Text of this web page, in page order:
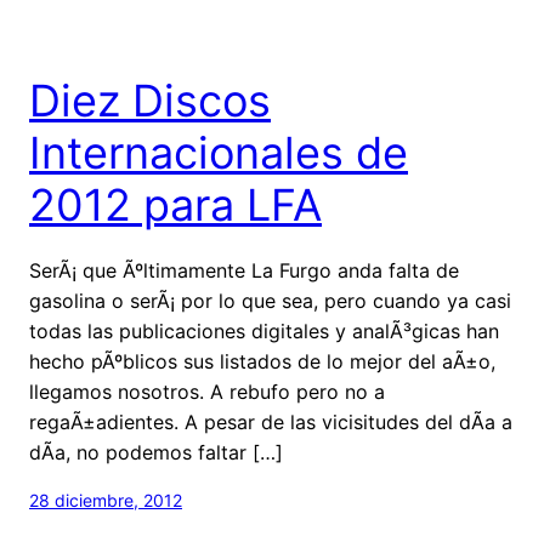
Diez Discos
Internacionales de
2012 para LFA
SerÃ¡ que Ãºltimamente La Furgo anda falta de
gasolina o serÃ¡ por lo que sea, pero cuando ya casi
todas las publicaciones digitales y analÃ³gicas han
hecho pÃºblicos sus listados de lo mejor del aÃ±o,
llegamos nosotros. A rebufo pero no a
regaÃ±adientes. A pesar de las vicisitudes del dÃ­a a
dÃ­a, no podemos faltar […]
28 diciembre, 2012